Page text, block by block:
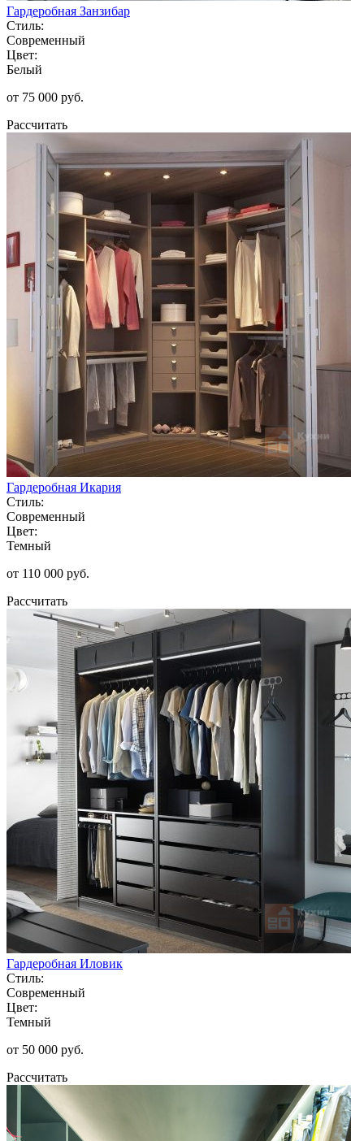
Гардеробная Занзибар
Стиль:
Современный
Цвет:
Белый
от 75 000 руб.
Рассчитать
Гардеробная Икария
Стиль:
Современный
Цвет:
Темный
от 110 000 руб.
Рассчитать
Гардеробная Иловик
Стиль:
Современный
Цвет:
Темный
от 50 000 руб.
Рассчитать